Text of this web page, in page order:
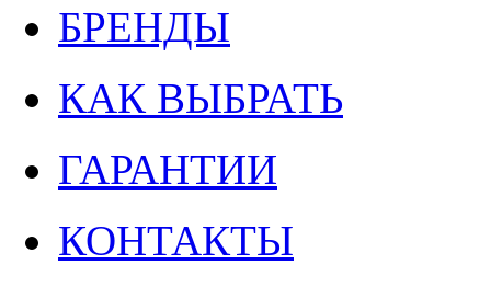
БРЕНДЫ
КАК ВЫБРАТЬ
ГАРАНТИИ
КОНТАКТЫ